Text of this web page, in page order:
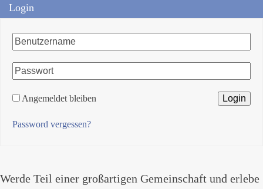
Login
Angemeldet bleiben
Password vergessen?
Werde Teil einer großartigen Gemeinschaft und erlebe